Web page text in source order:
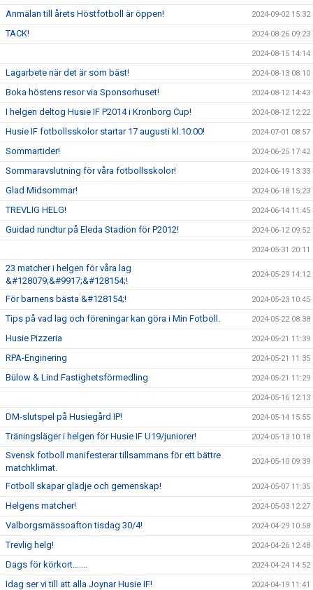
Anmälan till årets Höstfotboll är öppen! 2024-09-02 15:32
TACK! 2024-08-26 09:23
2024-08-15 14:14
Lagarbete när det är som bäst! 2024-08-13 08:10
Boka höstens resor via Sponsorhuset! 2024-08-12 14:43
I helgen deltog Husie IF P2014 i Kronborg Cup! 2024-08-12 12:22
Husie IF fotbollsskolor startar 17 augusti kl.10:00! 2024-07-01 08:57
Sommartider! 2024-06-25 17:42
Sommaravslutning för våra fotbollsskolor! 2024-06-19 13:33
Glad Midsommar! 2024-06-18 15:23
TREVLIG HELG! 2024-06-14 11:45
Guidad rundtur på Eleda Stadion för P2012! 2024-06-12 09:52
2024-05-31 20:11
23 matcher i helgen för våra lag
&#128079;&#9917;&#128154;!
2024-05-29 14:12
För barnens bästa &#128154;! 2024-05-23 10:45
Tips på vad lag och föreningar kan göra i Min Fotboll. 2024-05-22 08:38
Husie Pizzeria 2024-05-21 11:39
RPA-Enginering 2024-05-21 11:35
Bülow & Lind Fastighetsförmedling 2024-05-21 11:29
2024-05-16 12:13
DM-slutspel på Husiegård IP! 2024-05-14 15:55
Träningsläger i helgen för Husie IF U19/juniorer! 2024-05-13 10:18
Svensk fotboll manifesterar tillsammans för ett bättre
matchklimat.
2024-05-10 09:39
Fotboll skapar glädje och gemenskap! 2024-05-07 11:35
Helgens matcher! 2024-05-03 12:27
Valborgsmässoafton tisdag 30/4! 2024-04-29 10:58
Trevlig helg! 2024-04-26 12:48
Dags för körkort....... 2024-04-24 14:52
Idag ser vi till att alla Joynar Husie IF! 2024-04-19 11:41